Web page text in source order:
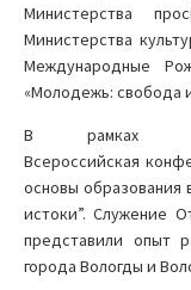
Министерства
Министерства
Международные
«Молодежь: свобода
В рамках
Всероссийская
основы образования
истоки”. Служение
представили опыт
города Вологды и